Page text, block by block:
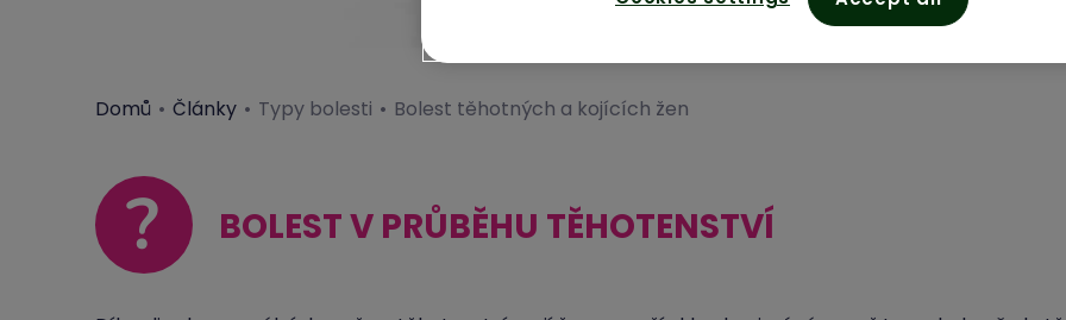
Domů Články Typy bolesti Bolest těhotných a kojících žen
? BOLEST V PRŮBĚHU TĚHOTENSTVÍ